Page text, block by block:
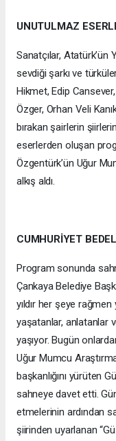
UNUTULMAZ
Sanatçılar, Atatürk’ün
sevdiği şarkı ve
Hikmet, Edip
Özger, Orhan Veli
bırakan şairlerin
eserlerden oluşan
Özgentürk’ün Uğur
alkış aldı.
CUMHURİYET
Program sonunda
Çankaya Belediye
yıldır her şeye
yaşatanlar, anlatanlar
yaşıyor. Bugün
Uğur Mumcu
başkanlığını yürüten
sahneye davet etti.
etmelerinin ardından
şiirinden uyarlanan